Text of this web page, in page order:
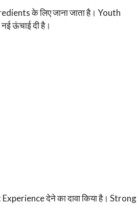
के लिए जाना जाता है। Youth
ऊंचाई दी है।
देने का दावा किया है। Strong